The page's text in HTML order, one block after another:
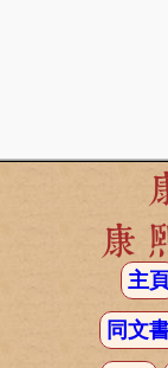
康
主
同文